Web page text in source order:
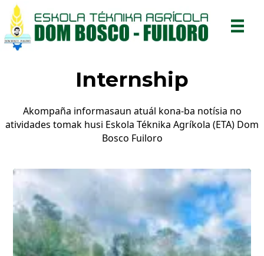
Internship
Akompaña informasaun atuál kona-ba notísia no
atividades tomak husi Eskola Téknika Agríkola (ETA) Dom
Bosco Fuiloro